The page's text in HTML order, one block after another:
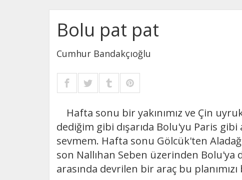
Bolu pat pat
Cumhur Bandakçıoğlu
Hafta sonu bir yakınımız ve Çin
dediğim gibi dışarıda Bolu'yu Paris
sevmem. Hafta sonu Gölcük'ten
son Nallıhan Seben üzerinden
arasında devrilen bir araç bu